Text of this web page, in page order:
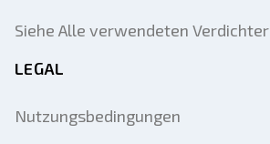
Siehe Alle verwendeten Verdichter
LEGAL
Nutzungsbedingungen